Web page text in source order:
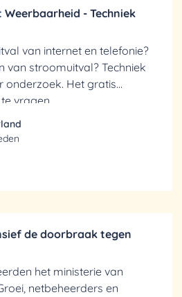
- Techniek
van internet en telefonie?
van stroomuitval? Techniek
onderzoek. Het gratis
vragen.
de doorbraak tegen
het ministerie van
netbeheerders en